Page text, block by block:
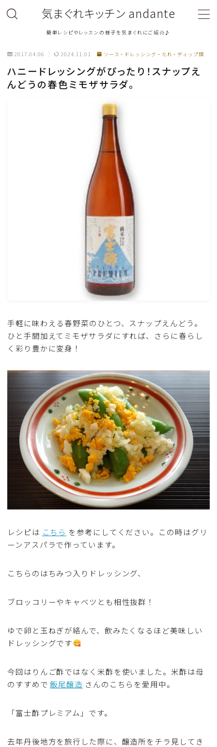
気まぐれキッチン andante
簡単レシピやレッスンの様子を気まぐれにご紹介♪
料理教室関連・レッスン後記
野菜料理(ブロッコリー・カリフラワー・パプリカ・菜
野菜料理(きゅうり・なす・トマト・ピーマン・かぼち
ゃ・ゴーヤ)
野菜料理(ズッキーニ・コーン・いんげん・そら豆・え
んどう・オクラ)
野菜料理(玉ねぎ・ねぎ・アボカド・青梗菜・セロリ・
アスパラガス)
根菜料理（にんじん・ごぼう・かぶ・大根・れんこん・
ビーツ)
芋類(じゃが芋・さつま芋・里芋・山芋)
もやし・豆苗・たけのこ・せり・ふき・その他山菜料理
和菓子
マクロビスイーツ・自然派おやつ
2017.04.06 2024.11.01 ソース・ドレッシング・たれ・ディップ類
ハニードレッシングがぴったり！スナップえ
んどうの春色ミモザサラダ。
手軽に味わえる春野菜のひとつ、スナップえんどう。
ひと手間加えてミモザサラダにすれば、さらに春らし
く彩り豊かに変身！
レシピは こちら を参考にしてください。この時はグリ
ーンアスパラで作っています。
こちらのはちみつ入りドレッシング、
ブロッコリーやキャベツとも相性抜群！
ゆで卵と玉ねぎが絡んで、飲みたくなるほど美味しい
ドレッシングです
今回はりんご酢ではなく米酢を使いました。米酢は母
のすすめで飯尾醸造 さんのこちらを愛用中。
「富士酢プレミアム」です。
去年丹後地方を旅行した際に、醸造所をチラ見してき